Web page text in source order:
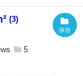
(3)
5